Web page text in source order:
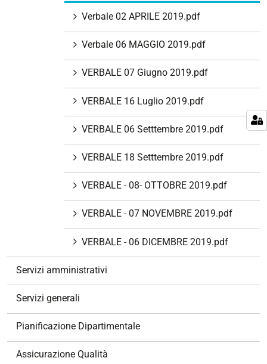
Verbale 02 APRILE 2019.pdf
Verbale 06 MAGGIO 2019.pdf
VERBALE 07 Giugno 2019.pdf
VERBALE 16 Luglio 2019.pdf
VERBALE 06 Setttembre 2019.pdf
VERBALE 18 Setttembre 2019.pdf
VERBALE - 08- OTTOBRE 2019.pdf
VERBALE - 07 NOVEMBRE 2019.pdf
VERBALE - 06 DICEMBRE 2019.pdf
Servizi amministrativi
Servizi generali
Pianificazione Dipartimentale
Assicurazione Qualità